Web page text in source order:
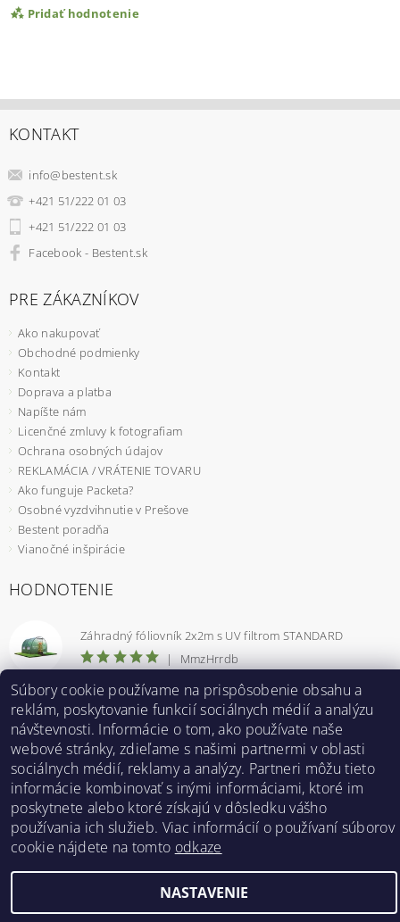
Pridať hodnotenie
KONTAKT
info@bestent.sk
+421 51/222 01 03
+421 51/222 01 03
Facebook - Bestent.sk
PRE ZÁKAZNÍKOV
Ako nakupovať
Obchodné podmienky
Kontakt
Doprava a platba
Napíšte nám
Licenčné zmluvy k fotografiam
Ochrana osobných údajov
REKLAMÁCIA / VRÁTENIE TOVARU
Ako funguje Packeta?
Osobné vyzdvihnutie v Prešove
Bestent poradňa
Vianočné inšpirácie
HODNOTENIE
Záhradný fóliovník 2x2m s UV filtrom STANDARD
|
MmzHrrdb
1
Bestent.cz | Heureka.sk
2026 ©BESTENT.sk , všetky práva vyhradené
Vytvoril Shoptet
Súbory cookie používame na prispôsobenie obsahu a
reklám, poskytovanie funkcií sociálnych médií a analýzu
návštevnosti. Informácie o tom, ako používate naše
webové stránky, zdieľame s našimi partnermi v oblasti
sociálnych médií, reklamy a analýzy. Partneri môžu tieto
informácie kombinovať s inými informáciami, ktoré im
poskytnete alebo ktoré získajú v dôsledku vášho
používania ich služieb. Viac informácií o používaní súborov
cookie nájdete na tomto odkaze
NASTAVENIE